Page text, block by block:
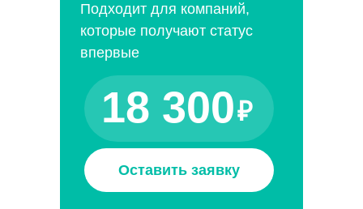
Подходит для компаний,
которые получают статус
впервые
Оставить заявку
18 300₽